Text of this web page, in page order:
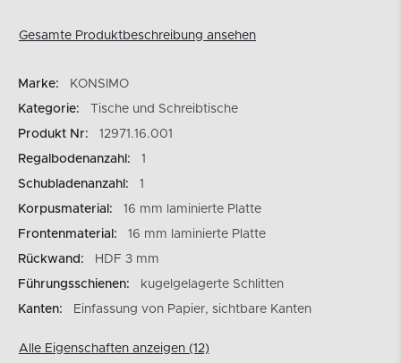
Gesamte Produktbeschreibung ansehen
Marke:
KONSIMO
Kategorie:
Tische und Schreibtische
Produkt Nr:
12971.16.001
Regalbodenanzahl:
1
Schubladenanzahl:
1
Korpusmaterial:
16 mm laminierte Platte
Frontenmaterial:
16 mm laminierte Platte
Rückwand:
HDF 3 mm
Führungsschienen:
kugelgelagerte Schlitten
Kanten:
Einfassung von Papier, sichtbare Kanten
Alle Eigenschaften anzeigen (12)